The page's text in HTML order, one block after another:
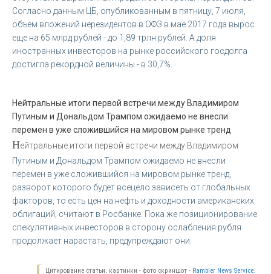
Согласно данным ЦБ, опубликованным в пятницу, 7 июля,
объем вложений нерезидентов в ОФЗ в мае 2017 года вырос
еще на 65 млрд рублей - до 1,89 трлн рублей. А доля
иностранных инвесторов на рынке российского госдолга
достигла рекордной величины - в 30,7%.
Нейтральные итоги первой встречи между Владимиром
Путиным и Дональдом Трампом ожидаемо не внесли
перемен в уже сложившийся на мировом рынке тренд
Нейтральные итоги первой встречи между Владимиром
Путиным и Дональдом Трампом ожидаемо не внесли
перемен в уже сложившийся на мировом рынке тренд,
разворот которого будет всецело зависеть от глобальных
факторов, то есть цен на нефть и доходности американских
облигаций, считают в Росбанке. Пока же позиционирование
спекулятивных инвесторов в сторону ослабления рубля
продолжает нарастать, предупреждают они.
Цитирование статьи, картинки - фото скриншот - Rambler News Service.